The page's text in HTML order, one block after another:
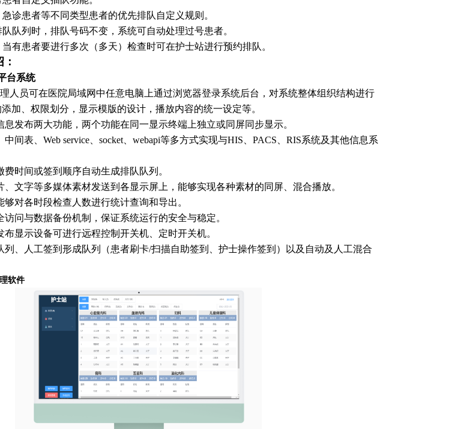
诊患者等不同类型患者的优先排队自定义规则。
队列时，排队号码不变，系统可自动处理过号患者。
有患者要进行多次（多天）检查时可在护士站进行预约排队。
台系统
人员可在医院局域网中任意电脑上通过浏览器登录系统后台，对系统整体组织结构进行
加、权限划分，显示模版的设计，播放内容的统一设定等。
息发布两大功能，两个功能在同一显示终端上独立或同屏同步显示。
间表、Web service、socket、webapi等多方式实现与HIS、PACS、RIS系统及其他信息系
时间或签到顺序自动生成排队队列。
、文字等多媒体素材发送到各显示屏上，能够实现各种素材的同屏、混合播放。
对各时段检查人数进行统计查询和导出。
访问与数据备份机制，保证系统运行的安全与稳定。
显示设备可进行远程控制开关机、定时开关机。
列、人工签到形成队列（患者刷卡/扫描自助签到、护士操作签到）以及自动及人工混合
软件